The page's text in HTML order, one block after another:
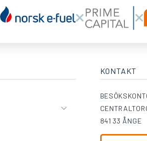
KONTAKT
841 33 ÅNGE